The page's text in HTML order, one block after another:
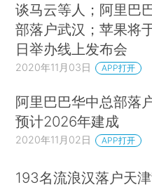
谈马云等人；阿里巴
部落户武汉；苹果将
日举办线上发布会
2020年11月03日 APP打开
阿里巴巴华中总部落
预计2026年建成
2020年11月02日 APP打开
193名流浪汉落户天津